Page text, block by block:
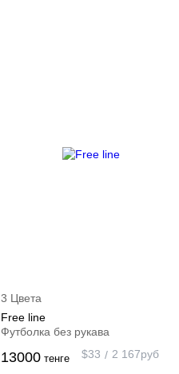
3 Цвета
Free line
Футболка без рукава
13000 тенге $33 2 167руб